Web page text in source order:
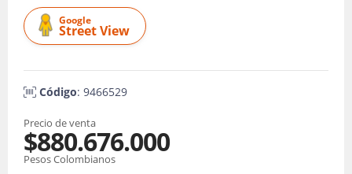
Google
Street View
Código: 9466529
Precio de venta
$880.676.000
Pesos Colombianos